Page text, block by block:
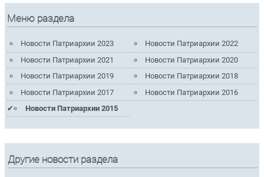
Меню раздела
Новости Патриархии 2023
Новости Патриархии 2022
Новости Патриархии 2021
Новости Патриархии 2020
Новости Патриархии 2019
Новости Патриархии 2018
Новости Патриархии 2017
Новости Патриархии 2016
Новости Патриархии 2015
Другие новости раздела